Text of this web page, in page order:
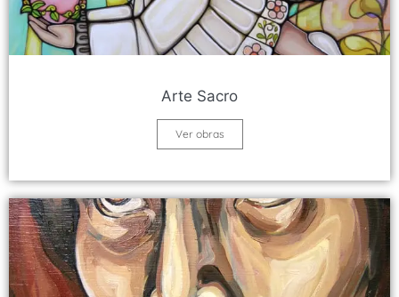
Arte Sacro
Ver obras